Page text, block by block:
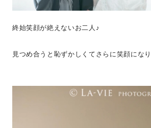
終始笑顔が絶えないお二人♪
見つめ合うと恥ずかしくてさらに笑顔にな